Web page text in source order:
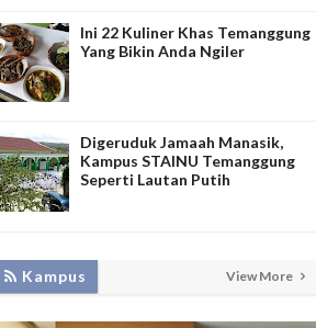
Ini 22 Kuliner Khas Temanggung
Yang Bikin Anda Ngiler
Digeruduk Jamaah Manasik,
Kampus STAINU Temanggung
Seperti Lautan Putih
Kampus View More